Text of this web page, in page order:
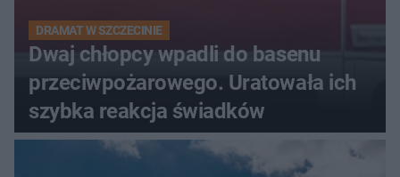
DRAMAT W SZCZECINIE
Dwaj chłopcy wpadli do basenu
przeciwpożarowego. Uratowała ich
szybka reakcja świadków